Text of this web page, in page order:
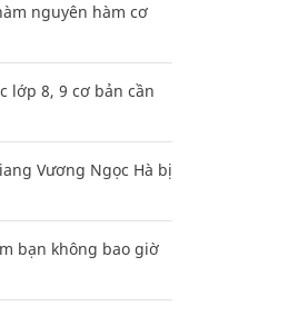
nguyên hàm cơ
lớp 8, 9 cơ bản cần
Vương Ngọc Hà bị
bạn không bao giờ